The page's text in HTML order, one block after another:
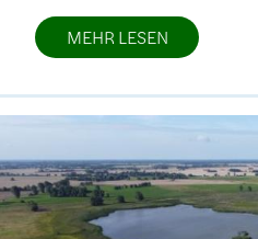
MEHR LESEN